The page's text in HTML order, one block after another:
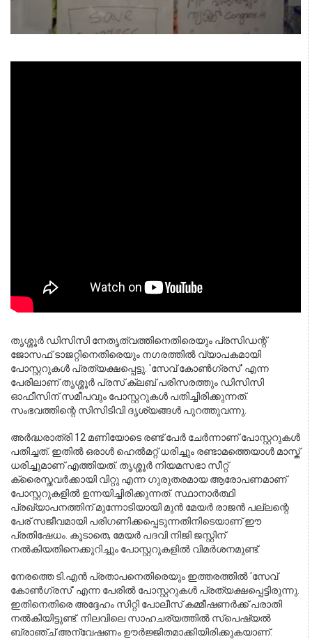
തൃശ്ശൂർ ഡിസിസി നേതൃത്വത്തിനെതിരെയും പ്രസിഡന്റ്
ജോസഫ് ടാജറ്റിനെതിരെയും നഗരത്തിൽ വ്യാപകമായി
പോസ്റ്ററുകൾ പ്രത്യക്ഷപ്പെട്ടു. 'സേവ് കോൺഗ്രസ്' എന്ന
പേരിലാണ് തൃശ്ശൂർ പ്രസ് ക്ലബ് പരിസരത്തും ഡിസിസി
ഓഫീസിന് സമീപവും പോസ്റ്ററുകൾ പതിച്ചിരിക്കുന്നത്.
സംഭവത്തിന്റെ സിസിടിവി ദൃശ്യങ്ങൾ പുറത്തുവന്നു.
അർദ്ധരാത്രി 12 മണിയോടെ രണ്ട് പേർ ചേർന്നാണ് പോസ്റ്ററുകൾ
പതിച്ചത്. ഇതിൽ ഒരാൾ ഹെൽമറ്റ് ധരിച്ചും രണ്ടാമത്തെയാൾ മാസ്ക്
ധരിച്ചുമാണ് എത്തിയത്. തൃശ്ശൂർ നിയമസഭാ സീറ്റ്
ക്രൈസ്തവർക്കായി വിറ്റു എന്ന ഗുരുതരമായ ആരോപണമാണ്
പോസ്റ്ററുകളിൽ ഉന്നയിച്ചിരിക്കുന്നത്. സ്ഥാനാർത്ഥി
പ്രഖ്യാപനത്തിന് മുന്നോടിയായി മുൻ മേയർ രാജൻ പല്ലന്റെ
പേര് സജീവമായി പരിഗണിക്കപ്പെടുന്നതിനിടെയാണ് ഈ
പ്രതിഷേധം. കൂടാതെ, മേയർ പദവി നിജി ജസ്റ്റിന്
നൽകിയതിനെക്കുറിച്ചും പോസ്റ്ററുകളിൽ വിമർശനമുണ്ട്.
നേരത്തെ ടി.എൻ പ്രതാപനെതിരെയും ഇത്തരത്തിൽ 'സേവ്
കോൺഗ്രസ്' എന്ന പേരിൽ പോസ്റ്ററുകൾ പ്രത്യക്ഷപ്പെട്ടിരുന്നു.
ഇതിനെതിരെ അദ്ദേഹം സിറ്റി പോലീസ് കമ്മീഷണർക്ക് പരാതി
നൽകിയിട്ടുണ്ട്. നിലവിലെ സാഹചര്യത്തിൽ സ്പെഷ്യൽ
ബ്രാഞ്ച് അന്വേഷണം ഊർജ്ജിതമാക്കിയിരിക്കുകയാണ്.